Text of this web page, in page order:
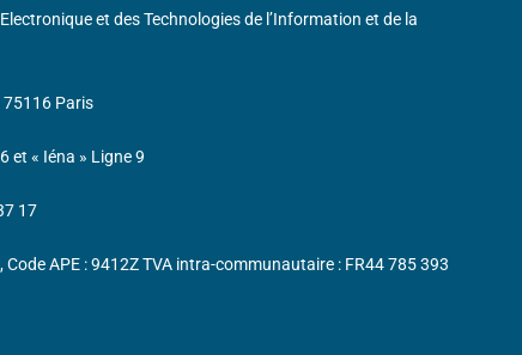
et des Technologies de l’Information et de la
75116 Paris
et « Iéna » Ligne 9
17
Code APE : 9412Z TVA intra-communautaire : FR44 785 393